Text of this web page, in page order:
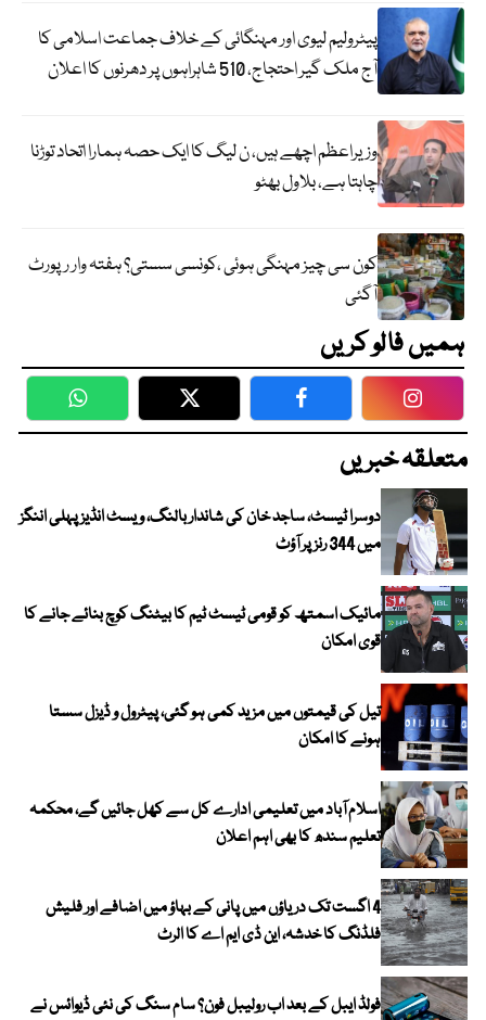
پیٹرولیم لیوی اور مہنگائی کے خلاف جماعت اسلامی کا
آج ملک گیر احتجاج، 510 شاہراہوں پر دھرنوں کا اعلان
وزیراعظم اچھے ہیں، ن لیگ کا ایک حصہ ہمارا اتحاد توڑنا
چاہتا ہے، بلاول بھٹو
کون سی چیز مہنگی ہوئی ،کونسی سستی؟ ہفتہ وار رپورٹ
آگئی
ہمیں فالو کریں
WhatsApp Twitter Facebook
متعلقہ خبریں
دوسرا ٹیسٹ، ساجد خان کی شاندار بالنگ، ویسٹ انڈیز پہلی اننگز
میں 344 رنز پر آؤٹ
مائیک اسمتھ کو قومی ٹیسٹ ٹیم کا بیٹنگ کوچ بنائے جانے کا
قوی امکان
تیل کی قیمتوں میں مزید کمی ہو گئی، پیٹرول و ڈیزل سستا
ہونے کا امکان
اسلام آباد میں تعلیمی ادارے کل سے کھل جائیں گے، محکمہ
تعلیم سندھ کا بھی اہم اعلان
4 اگست تک دریاؤں میں پانی کے بہاؤ میں اضافے اور فلیش
فلڈنگ کا خدشہ، این ڈی ایم اے کا الرٹ
فولڈ ایبل کے بعد اب رولیبل فون؟ سام سنگ کی نئی ڈیوائس نے